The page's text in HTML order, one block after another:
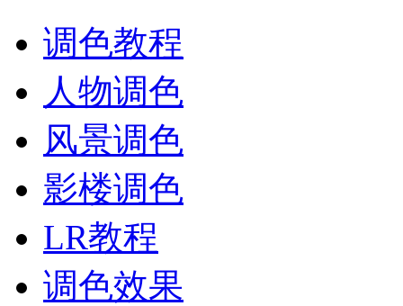
调色教程
人物调色
风景调色
影楼调色
LR教程
调色效果